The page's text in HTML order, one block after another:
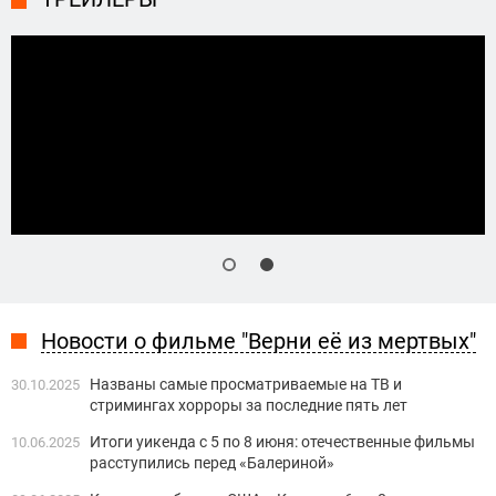
Новости о фильме "Верни её из мертвых"
30.10.2025
Названы самые просматриваемые на ТВ и
стримингах хорроры за последние пять лет
10.06.2025
Итоги уикенда с 5 по 8 июня: отечественные фильмы
расступились перед «Балериной»